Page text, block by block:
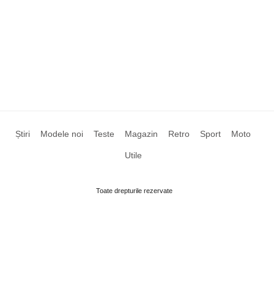
Știri Modele noi Teste Magazin Retro Sport Moto
Utile
Toate drepturile rezervate